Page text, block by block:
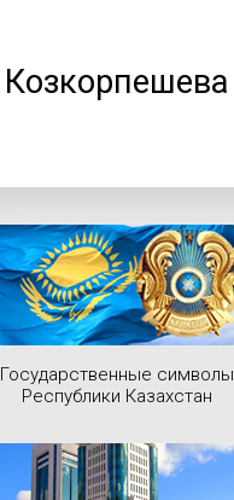
Государственные символы
Республики Казахстан